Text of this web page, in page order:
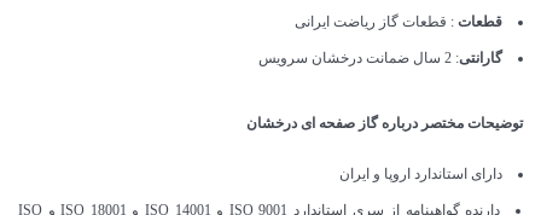
قطعات : قطعات گاز ریاضت ایرانی
گارانتی: 2 سال ضمانت درخشان سرویس
توضیحات مختصر درباره گاز صفحه ای درخشان
دارای استاندارد اروپا و ایران
دارنده گواهینامه از سری استاندارد ISO 9001 و ISO 14001 و ISO 18001 و ISO